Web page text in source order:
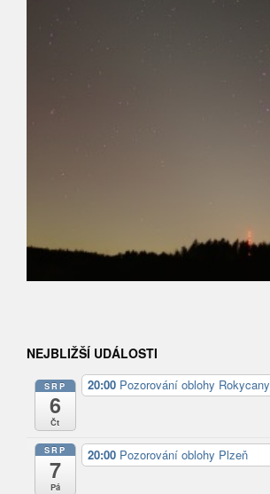
NEJBLIŽŠÍ UDÁLOSTI
SRP
6
Čt
20:00 Pozorování oblohy Rokycany
SRP
7
Pá
20:00 Pozorování oblohy Plzeň